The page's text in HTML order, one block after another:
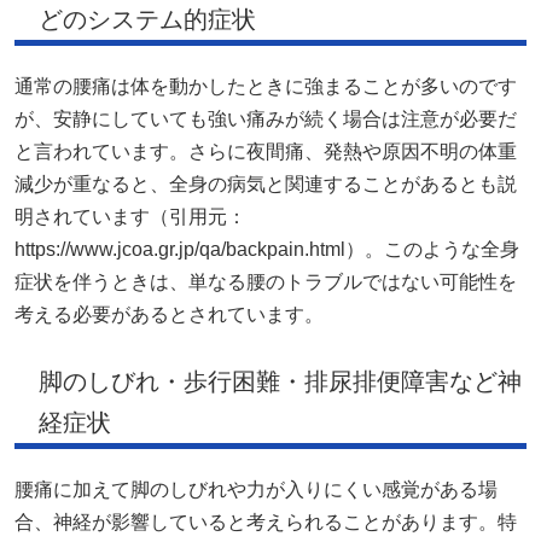
どのシステム的症状
通常の腰痛は体を動かしたときに強まることが多いのです
が、安静にしていても強い痛みが続く場合は注意が必要だ
と言われています。さらに夜間痛、発熱や原因不明の体重
減少が重なると、全身の病気と関連することがあるとも説
明されています（引用元：
https://www.jcoa.gr.jp/qa/backpain.html）。このような全身
症状を伴うときは、単なる腰のトラブルではない可能性を
考える必要があるとされています。
脚のしびれ・歩行困難・排尿排便障害など神
経症状
腰痛に加えて脚のしびれや力が入りにくい感覚がある場
合、神経が影響していると考えられることがあります。特